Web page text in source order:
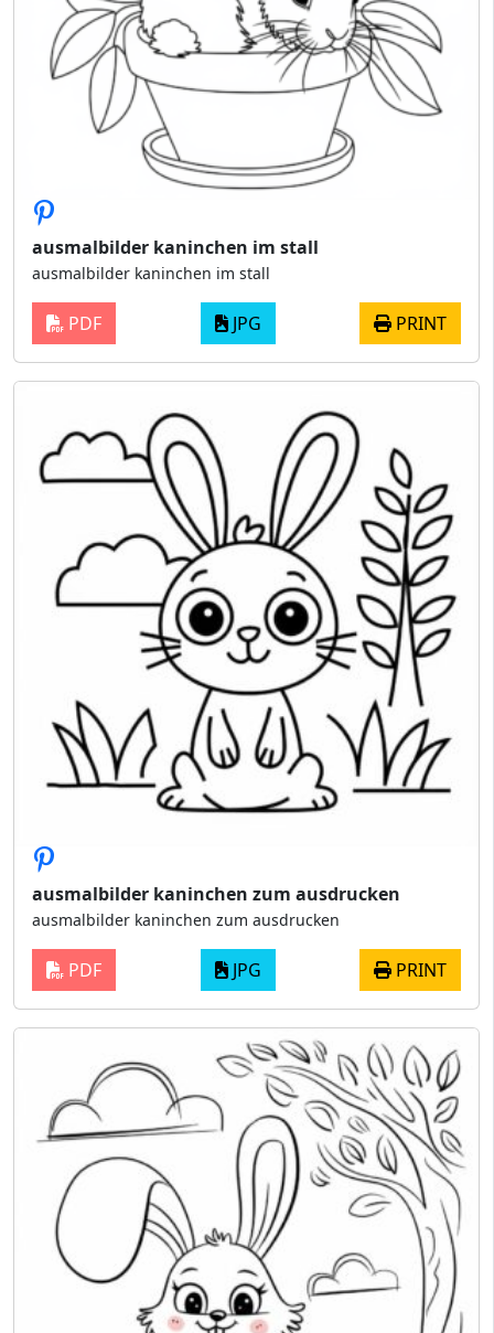
ausmalbilder kaninchen im stall
ausmalbilder kaninchen im stall
PDF JPG PRINT
ausmalbilder kaninchen zum ausdrucken
ausmalbilder kaninchen zum ausdrucken
PDF JPG PRINT